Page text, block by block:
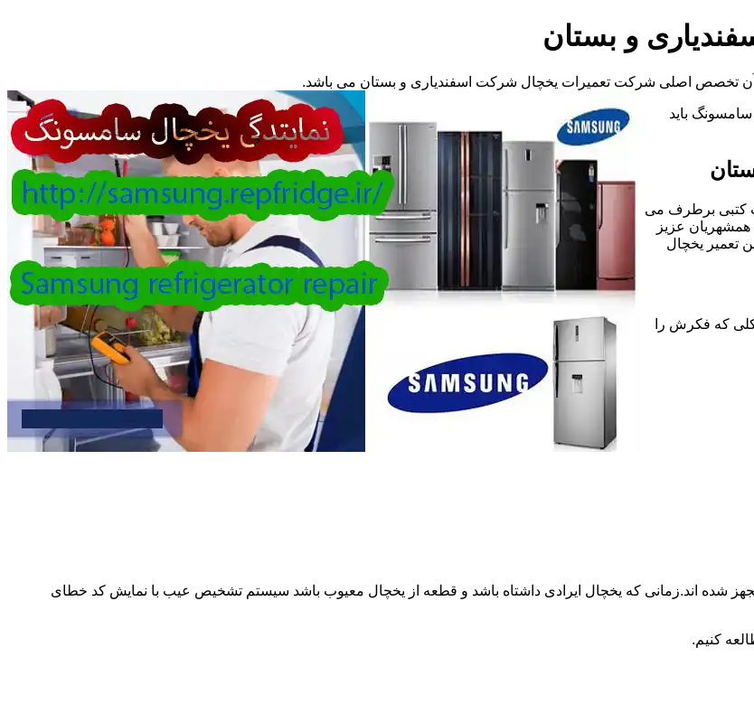
و بستان
آن تخصص اصلی شرکت تعمیرات یخچال شرکت اسفندیاری و بستان می باشد.
سامسونگ باید
کتبی برطرف می
عزیز
تعمیر یخچال
مشکلی که فکرش را
شده اند.زمانی که یخچال ایرادی داشتاه باشد و قطعه از یخچال معیوب باشد سیستم تشخیص عیب با نمایش کد خطای
کنیم.